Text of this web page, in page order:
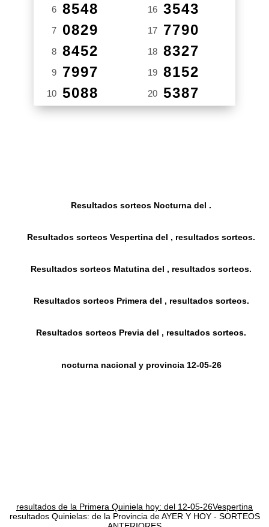
6 8548
7 0829
8 8452
9 7997
10 5088
16 3543
17 7790
18 8327
19 8152
20 5387
Resultados sorteos Nocturna del .
Resultados sorteos Vespertina del , resultados sorteos.
Resultados sorteos Matutina del , resultados sorteos.
Resultados sorteos Primera del , resultados sorteos.
Resultados sorteos Previa del , resultados sorteos.
nocturna nacional y provincia 12-05-26
resultados de la Primera Quiniela hoy: del 12-05-26Vespertina
resultados Quinielas: de la Provincia de AYER Y HOY - SORTEOS